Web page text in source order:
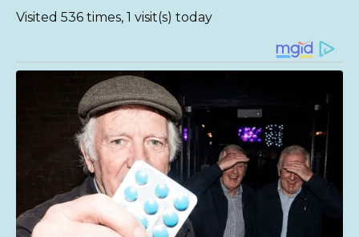
Visited 536 times, 1 visit(s) today